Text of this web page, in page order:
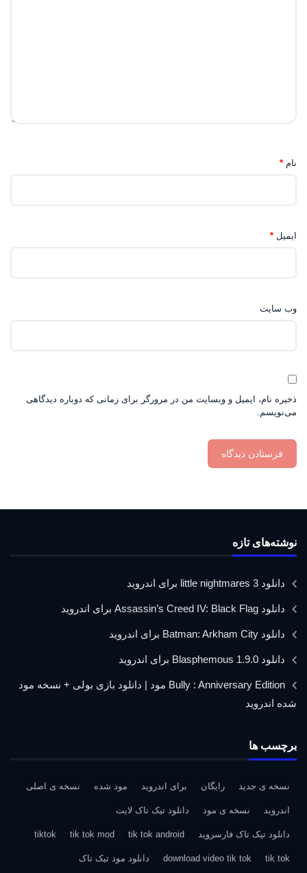
نام *
ایمیل *
وب‌ سایت
ذخیره نام، ایمیل و وبسایت من در مرورگر برای زمانی که دوباره دیدگاهی
می‌نویسم.
نوشته‌های تازه
دانلود little nightmares 3 برای اندروید
دانلود Assassin’s Creed IV: Black Flag برای اندروید
دانلود Batman: Arkham City برای اندروید
دانلود Blasphemous 1.9.0 برای اندروید
Bully : Anniversary Edition مود | دانلود بازی بولی + نسخه مود
شده اندروید
برچسب ها
نسخه ی جدید رایگان برای اندروید مود شده نسخه ی اصلی
اندروید نسخه ی مود دانلود تیک تاک لایت
دانلود تیک تاک فارسروید tik tok android
tik tok mod
tiktok
tik tok
download video tik tok دانلود مود تیک تاک